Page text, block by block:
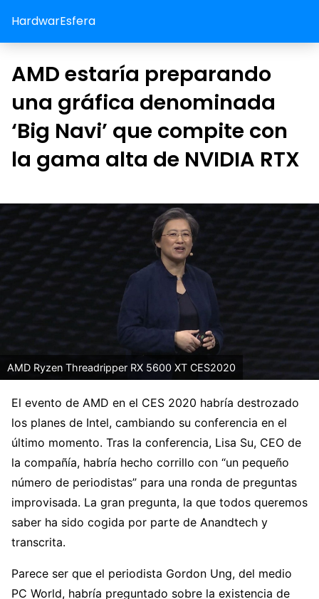
HardwarEsfera
AMD estaría preparando
una gráfica denominada
‘Big Navi’ que compite con
la gama alta de NVIDIA RTX
AMD Ryzen Threadripper RX 5600 XT CES2020
El evento de AMD en el CES 2020 habría destrozado
los planes de Intel, cambiando su conferencia en el
último momento. Tras la conferencia, Lisa Su, CEO de
la compañía, habría hecho corrillo con “un pequeño
número de periodistas” para una ronda de preguntas
improvisada. La gran pregunta, la que todos queremos
saber ha sido cogida por parte de Anandtech y
transcrita.
Parece ser que el periodista Gordon Ung, del medio
PC World, habría preguntado sobre la existencia de